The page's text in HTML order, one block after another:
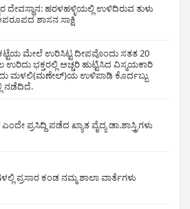
ದೇವಸ್ಥಾನ: ಹರಳಹಳ್ಳಿಯಲ್ಲಿ ಉಳಿದಿರುವ ತುಳು
ಶಾಸನ ಸಾಕ್ಷಿ
ಮೇಲೆ ಉರಿಸಿಟ್ಟ ದೀಪವೊಂದು ಸತತ 20
ಉರಿದು ಭಕ್ತರಲ್ಲಿ ಅಚ್ಚರಿ ಹುಟ್ಟಿಸಿದ ವಿಸ್ಮಯಕಾರಿ
ಮಳಲಿ(ಮಣೇಲ್)ಯ ಉಳಿಪಾಡಿ ಕೊರ್ದಬ್ಬು
ನಡೆದಿದೆ.
ಪ್ರಸಿದ್ದಿ ಪಡೆದ ಖ್ಯಾತ ವೈದ್ಯ ಡಾ.ಶಾಸ್ತ್ರಿಗಳು
ಪ್ರಸಾರ ಕಂಡ ನಮ್ಮ ಶಾಲಾ ವಾರ್ತೆಗಳು